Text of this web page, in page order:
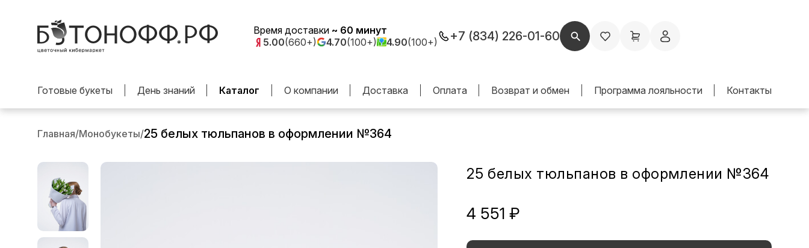
Время доставки ~ 60 минут
5.00(660+) 4.70(100+) 4.90(100+) +7 (834) 226-01-60
Готовые букеты День знаний Каталог О компании Доставка Оплата Возврат и обмен Программа лояльности Контакты
Главная/Монобукеты/25 белых тюльпанов в оформлении №364
25 белых тюльпанов в оформлении №364
4 551 ₽